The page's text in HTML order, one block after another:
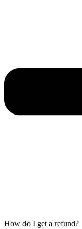
How do I get a refund?